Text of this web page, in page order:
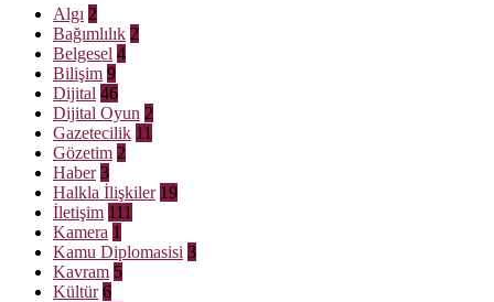
Algı 2
Bağımlılık 2
Belgesel 4
Bilişim 9
Dijital 46
Dijital Oyun 2
Gazetecilik 11
Gözetim 2
Haber 3
Halkla İlişkiler 19
İletişim 111
Kamera 1
Kamu Diplomasisi 3
Kavram 5
Kültür 6